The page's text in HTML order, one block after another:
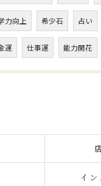
力向上 希少石 占い
運 仕事運 能力開花
イ